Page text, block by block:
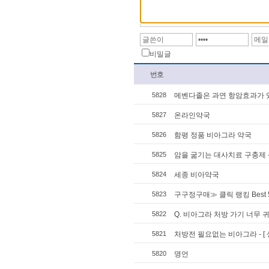
비밀글
번호
5828 메벤다졸은 과연 항암효과가
5827 온라인약국
5826 함평 정품 비아그라 약국
5825 암을 굶기는 대사치료 구충
5824 세종 비아약국
5823 구구정구매≫ 클릭 랭킹 Best
5822 Q. 비아그라 처방 가기 너무
5821 처방전 필요없는 비아그라 - [
5820 명언